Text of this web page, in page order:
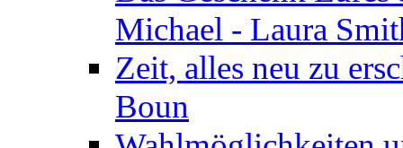
Michael - Laura
Zeit, alles neu zu
Boun